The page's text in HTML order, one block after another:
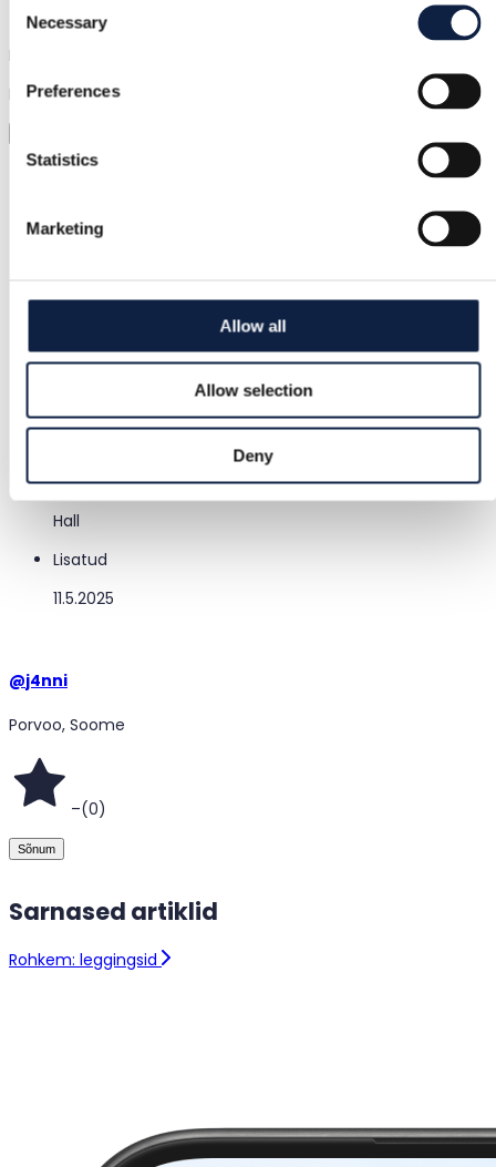
Selection
Necessary
Preferences
Statistics
Marketing
Allow all
Allow selection
Deny
Sarnased artiklid
Rohkem: leggingsid
Proovi enne kui ostad
Laadi lihtsalt pilt üles ja proovi kõik selga
Kategooria
S / 36
Värvus
Hall
Lisatud
11.5.2025
@j4nni
Porvoo, Soome
–(0)
Sõnum